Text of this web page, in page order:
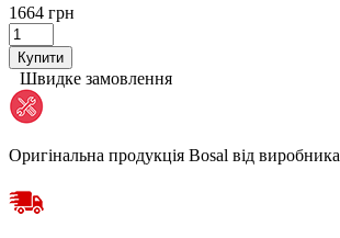
1664 грн
Купити
Швидке замовлення
Оригінальна продукція Bosal від виробника